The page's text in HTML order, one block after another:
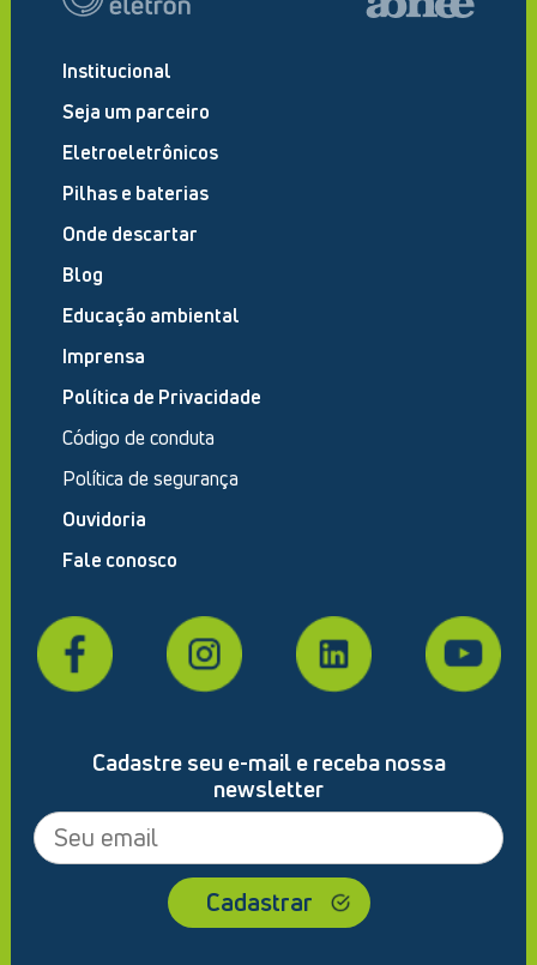
Institucional
Seja um parceiro
Eletroeletrônicos
Pilhas e baterias
Onde descartar
Blog
Educação ambiental
Imprensa
Política de Privacidade
Código de conduta
Política de segurança
Ouvidoria
Fale conosco
Cadastre seu e-mail e receba nossa
newsletter